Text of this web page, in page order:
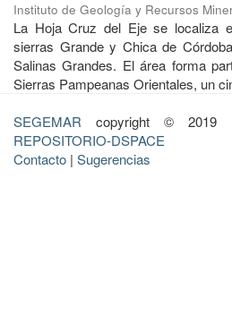
Instituto de Geología y Recursos
La Hoja Cruz del Eje se localiza
sierras Grande y Chica de
Salinas Grandes. El área forma
Sierras Pampeanas Orientales, un
SEGEMAR copyright © 2019
REPOSITORIO-DSPACE
Contacto | Sugerencias